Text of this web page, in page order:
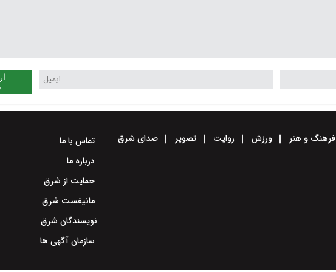
فرهنگ و هنر ورزش روایت تصویر صدای شرق
تماس با ما
درباره ما
حمایت از شرق
مانیفست شرق
نویسندگان شرق
سازمان آگهی ها